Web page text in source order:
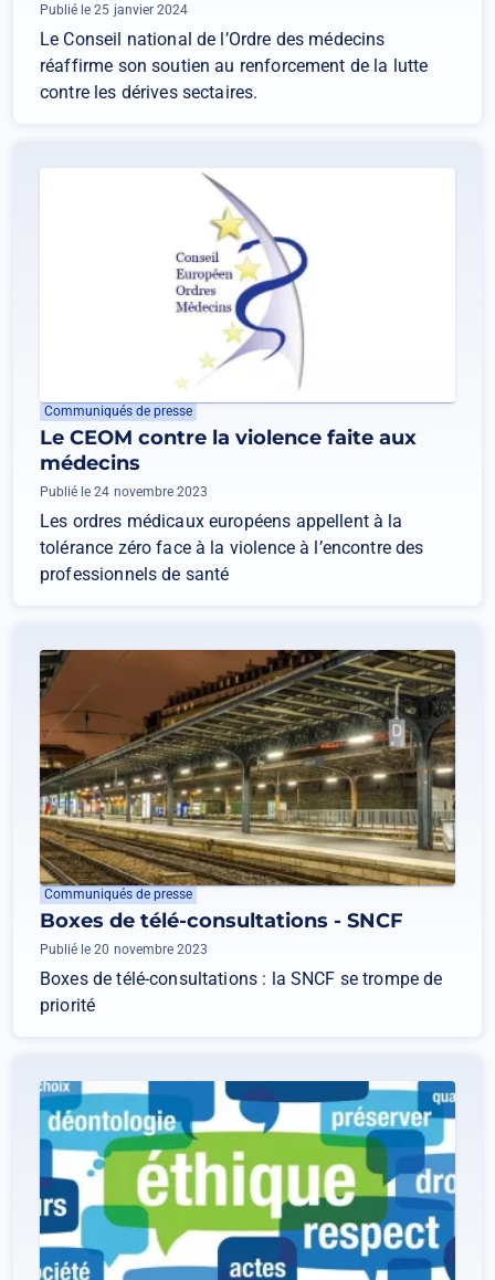
Publié le 25 janvier 2024
Le Conseil national de l’Ordre des médecins
réaffirme son soutien au renforcement de la lutte
contre les dérives sectaires.
Communiqués de presse
Le CEOM contre la violence faite aux
médecins
Publié le 24 novembre 2023
Les ordres médicaux européens appellent à la
tolérance zéro face à la violence à l’encontre des
professionnels de santé
Communiqués de presse
Boxes de télé-consultations - SNCF
Publié le 20 novembre 2023
Boxes de télé-consultations : la SNCF se trompe de
priorité